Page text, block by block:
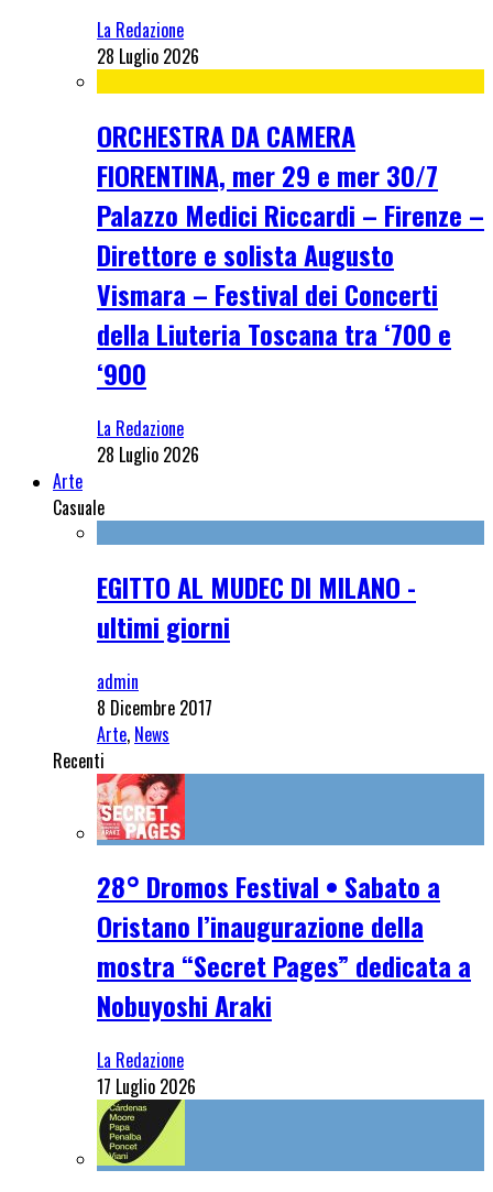
La Redazione
28 Luglio 2026
ORCHESTRA DA CAMERA
FIORENTINA, mer 29 e mer 30/7
Palazzo Medici Riccardi – Firenze –
Direttore e solista Augusto
Vismara – Festival dei Concerti
della Liuteria Toscana tra ‘700 e
‘900
La Redazione
28 Luglio 2026
Arte
Casuale
EGITTO AL MUDEC DI MILANO -
ultimi giorni
admin
8 Dicembre 2017
Arte, News
Recenti
28° Dromos Festival • Sabato a
Oristano l’inaugurazione della
mostra “Secret Pages” dedicata a
Nobuyoshi Araki
La Redazione
17 Luglio 2026